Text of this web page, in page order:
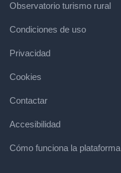
Observatorio turismo rural
Condiciones de uso
Privacidad
Cookies
Contactar
Accesibilidad
Cómo funciona la plataforma